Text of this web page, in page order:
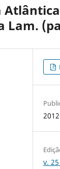
Lam.
v.